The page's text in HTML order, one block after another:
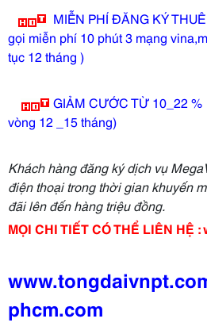
MIỄN PHÍ ĐĂNG KÝ
gọi miễn phí 10 phút 3 mạng
tục 12 tháng )
GIẢM CƯỚC TỪ 10_22
vòng 12 _15 tháng)
Khách hàng đăng ký dịch vụ
điện thoại trong thời gian khuyến
đãi lên đến hàng triệu đồng.
MỌI CHI TIẾT CÓ THỂ LIÊN HỆ :
phcm.com